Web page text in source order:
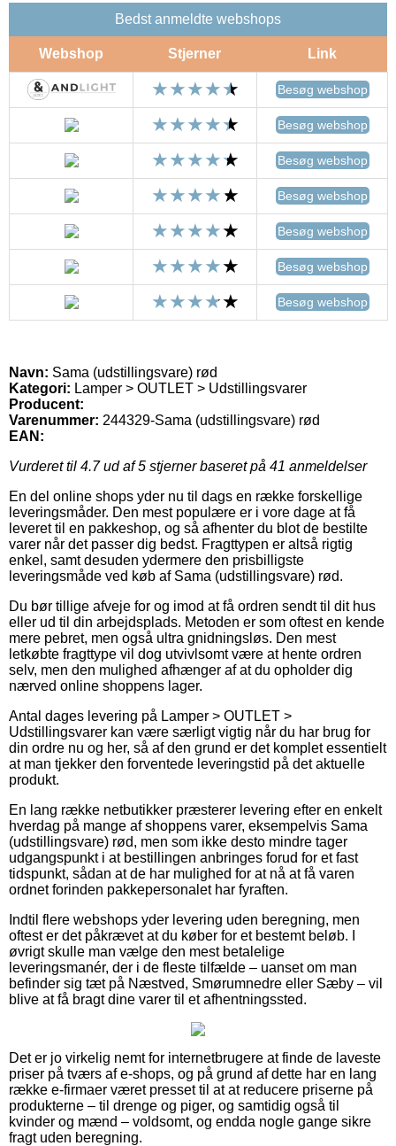
Bedst anmeldte webshops
Webshop Stjerner Link
Besøg webshop
Besøg webshop
Besøg webshop
Besøg webshop
Besøg webshop
Besøg webshop
Besøg webshop
Navn: Sama (udstillingsvare) rød
Kategori: Lamper > OUTLET > Udstillingsvarer
Producent:
Varenummer: 244329-Sama (udstillingsvare) rød
EAN:
Vurderet til 4.7ud af 5 stjerner baseret på 41 anmeldelser
En del online shops yder nu til dags en række forskellige
leveringsmåder. Den mest populære er i vore dage at få
leveret til en pakkeshop, og så afhenter du blot de bestilte
varer når det passer dig bedst. Fragttypen er altså rigtig
enkel, samt desuden ydermere den prisbilligste
leveringsmåde ved køb af Sama (udstillingsvare) rød.
Du bør tillige afveje for og imod at få ordren sendt til dit hus
eller ud til din arbejdsplads. Metoden er som oftest en kende
mere pebret, men også ultra gnidningsløs. Den mest
letkøbte fragttype vil dog utvivlsomt være at hente ordren
selv, men den mulighed afhænger af at du opholder dig
nærved online shoppens lager.
Antal dages levering på Lamper > OUTLET >
Udstillingsvarer kan være særligt vigtig når du har brug for
din ordre nu og her, så af den grund er det komplet essentielt
at man tjekker den forventede leveringstid på det aktuelle
produkt.
En lang række netbutikker præsterer levering efter en enkelt
hverdag på mange af shoppens varer, eksempelvis Sama
(udstillingsvare) rød, men som ikke desto mindre tager
udgangspunkt i at bestillingen anbringes forud for et fast
tidspunkt, sådan at de har mulighed for at nå at få varen
ordnet forinden pakkepersonalet har fyraften.
Indtil flere webshops yder levering uden beregning, men
oftest er det påkrævet at du køber for et bestemt beløb. I
øvrigt skulle man vælge den mest betalelige
leveringsmanér, der i de fleste tilfælde – uanset om man
befinder sig tæt på Næstved, Smørumnedre eller Sæby – vil
blive at få bragt dine varer til et afhentningssted.
Det er jo virkelig nemt for internetbrugere at finde de laveste
priser på tværs af e-shops, og på grund af dette har en lang
række e-firmaer været presset til at at reducere priserne på
produkterne – til drenge og piger, og samtidig også til
kvinder og mænd – voldsomt, og endda nogle gange sikre
fragt uden beregning.